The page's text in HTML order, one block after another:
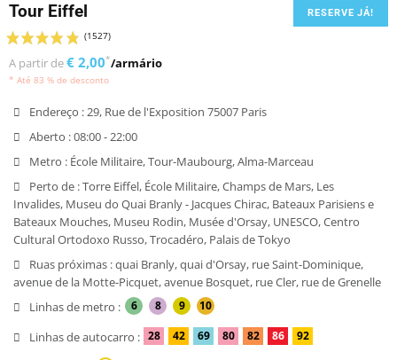
Tour Eiffel RESERVE JÁ!
A partir de€ 2,00*/armário
* Até 83 % de desconto
Endereço :29, Rue de l'Exposition 75007 Paris
Aberto :08:00 - 22:00
Metro : École Militaire, Tour-Maubourg, Alma-Marceau
Perto de :Torre Eiffel, École Militaire, Champs de Mars, Les
Invalides, Museu do Quai Branly - Jacques Chirac, Bateaux Parisiens e
Bateaux Mouches, Museu Rodin, Musée d'Orsay, UNESCO, Centro
Cultural Ortodoxo Russo, Trocadéro, Palais de Tokyo
Ruas próximas :quai Branly, quai d'Orsay, rue Saint-Dominique,
avenue de la Motte-Picquet, avenue Bosquet, rue Cler, rue de Grenelle
Linhas de metro :
6 8 9 10
Linhas de autocarro : 28 42 69 80 82 86 92